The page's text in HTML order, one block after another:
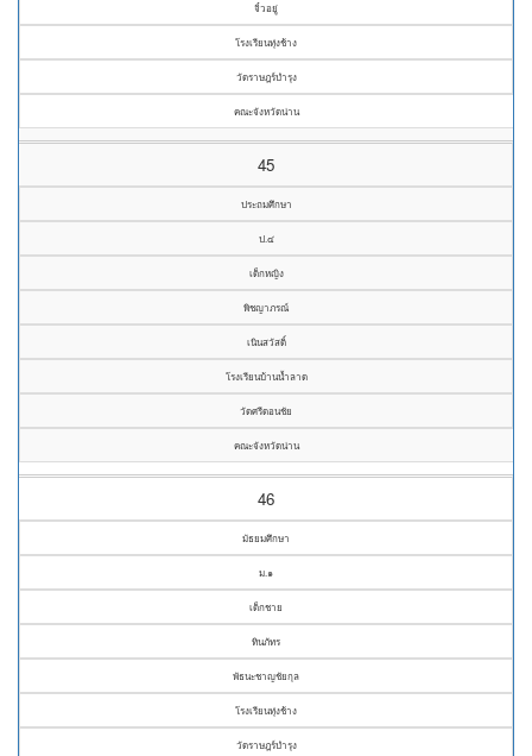
จิ๋วอยู่
โรงเรียนทุ่งช้าง
วัดราษฎร์บำรุง
คณะจังหวัดน่าน
45
ประถมศึกษา
ป.๔
เด็กหญิง
พิชญาภรณ์
เนินสวัสดิ์
โรงเรียนบ้านน้ำลาด
วัดศรีดอนชัย
คณะจังหวัดน่าน
46
มัธยมศึกษา
ม.๑
เด็กชาย
ทินภัทร
พัธนะชาญชัยกุล
โรงเรียนทุ่งช้าง
วัดราษฎร์บำรุง